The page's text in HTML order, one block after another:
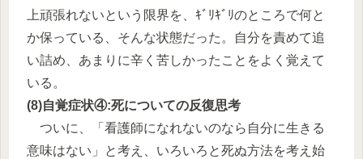
上頑張れないという限界を、ｷﾞﾘｷﾞﾘのところで何と
か保っている、そんな状態だった。自分を責めて追
い詰め、あまりに辛く苦しかったことをよく覚えて
いる。
(8)自覚症状④:死についての反復思考
ついに、「看護師になれないのなら自分に生きる
意味はない」と考え、いろいろと死ぬ方法を考え始